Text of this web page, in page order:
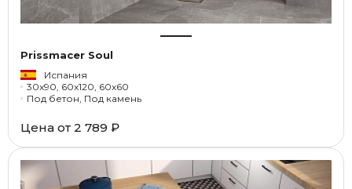
Prissmacer Soul
Испания
30x90, 60x120, 60x60
Под бетон, Под камень
Цена от 2 789 ₽